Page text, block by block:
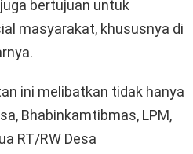
bertujuan untuk
masyarakat, khususnya di
ini melibatkan tidak hanya
Bhabinkamtibmas, LPM,
RT/RW Desa